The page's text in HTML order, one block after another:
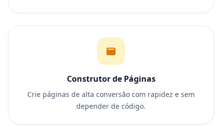
Construtor de Páginas
Crie páginas de alta conversão com rapidez e sem
depender de código.